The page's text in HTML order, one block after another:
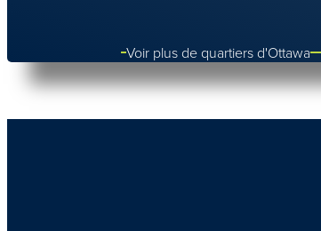
Voir plus de quartiers d'Ottawa